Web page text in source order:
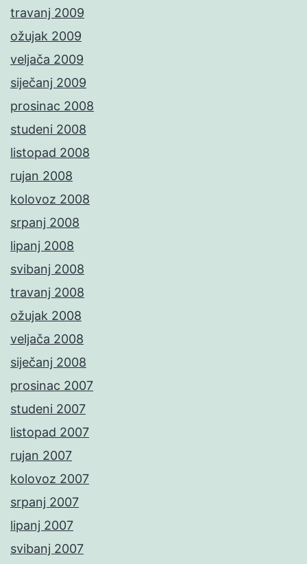
travanj 2009
ožujak 2009
veljača 2009
siječanj 2009
prosinac 2008
studeni 2008
listopad 2008
rujan 2008
kolovoz 2008
srpanj 2008
lipanj 2008
svibanj 2008
travanj 2008
ožujak 2008
veljača 2008
siječanj 2008
prosinac 2007
studeni 2007
listopad 2007
rujan 2007
kolovoz 2007
srpanj 2007
lipanj 2007
svibanj 2007